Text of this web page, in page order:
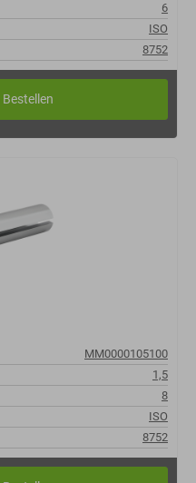
6
ISO
8752
MM0000105100
1,5
8
ISO
8752